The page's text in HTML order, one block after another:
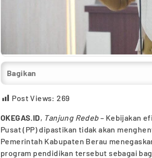
Bagikan
Post Views: 269
OKEGAS.ID, Tanjung Redeb– Kebijakan
Pusat (PP) dipastikan tidak akan
Pemerintah Kabupaten Berau
program pendidikan tersebut sebagai